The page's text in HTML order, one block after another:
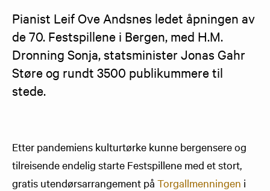
Pianist Leif Ove Andsnes ledet åpningen av
de 70. Festspillene i Bergen, med H.M.
Dronning Sonja, statsminister Jonas Gahr
Støre og rundt 3500 publikummere til
stede.
Etter pandemiens kulturtørke kunne bergensere og
tilreisende endelig starte Festspillene med et stort,
gratis utendørsarrangement på Torgallmenningen i